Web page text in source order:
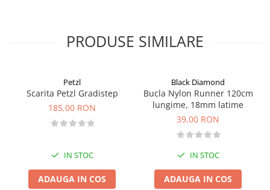
PRODUSE SIMILARE
Petzl
Scarita Petzl Gradistep
185,00 RON
IN STOC
ADAUGA IN COS
Black Diamond
Bucla Nylon Runner 120cm
lungime, 18mm latime
39,00 RON
IN STOC
ADAUGA IN COS